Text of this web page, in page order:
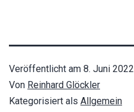
Veröffentlicht am 8. Juni 2022
Von Reinhard Glöckler
Kategorisiert als Allgemein